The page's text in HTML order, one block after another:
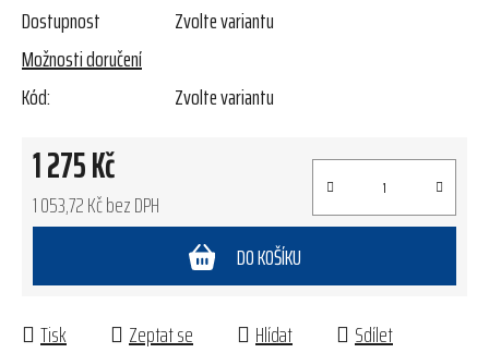
Dostupnost
Zvolte variantu
Možnosti doručení
Kód:
Zvolte variantu
1 275 Kč
1 053,72 Kč bez DPH
DO KOŠÍKU
Tisk Zeptat se Hlídat Sdílet